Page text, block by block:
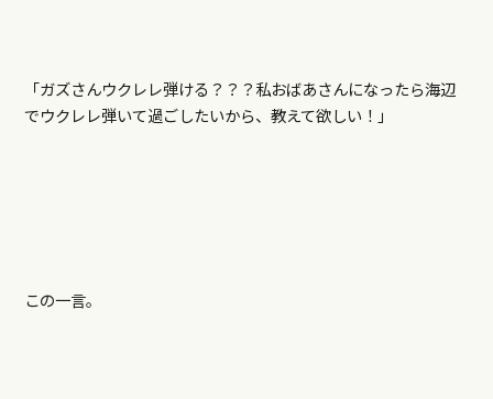
「ガズさんウクレレ弾ける？？？私おばあさんになったら海辺
でウクレレ弾いて過ごしたいから、教えて欲しい！」
この一言。